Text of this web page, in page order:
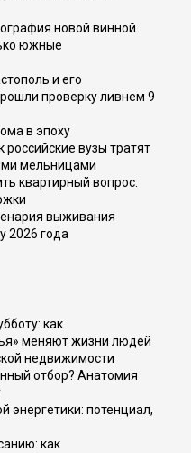
новой винной
южные
и его
проверку ливнем 9
в эпоху
российские вузы тратят
мельницами
квартирный вопрос:
выживания
2026 года
как
меняют жизни людей
недвижимости
отбор? Анатомия
энергетики: потенциал,
как